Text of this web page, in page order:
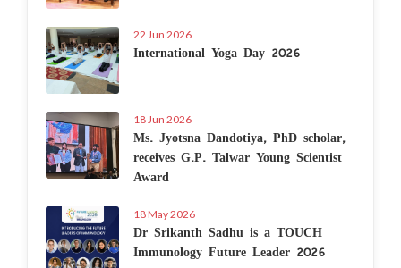
22 Jun 2026
International Yoga Day 2026
18 Jun 2026
Ms. Jyotsna Dandotiya, PhD scholar,
receives G.P. Talwar Young Scientist
Award
18 May 2026
Dr Srikanth Sadhu is a TOUCH
Immunology Future Leader 2026